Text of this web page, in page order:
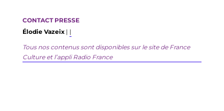
CONTACT PRESSE
Élodie Vazeix | |
Tous nos contenus sont disponibles sur le site de France
Culture et l’appli Radio France